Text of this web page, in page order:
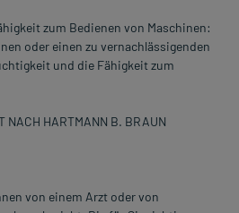
zum Bedienen von Maschinen:
oder einen zu vernachlässigenden
und die Fähigkeit zum
NACH HARTMANN B. BRAUN
von einem Arzt oder von